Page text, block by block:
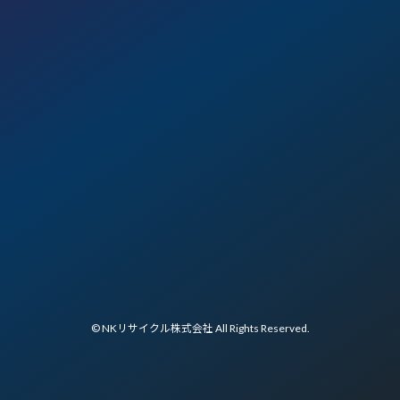
© NKリサイクル株式会社 All Rights Reserved.